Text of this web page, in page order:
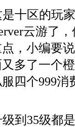
十区的玩
云游了
，小编要
多了一个
服四个999
到35级都